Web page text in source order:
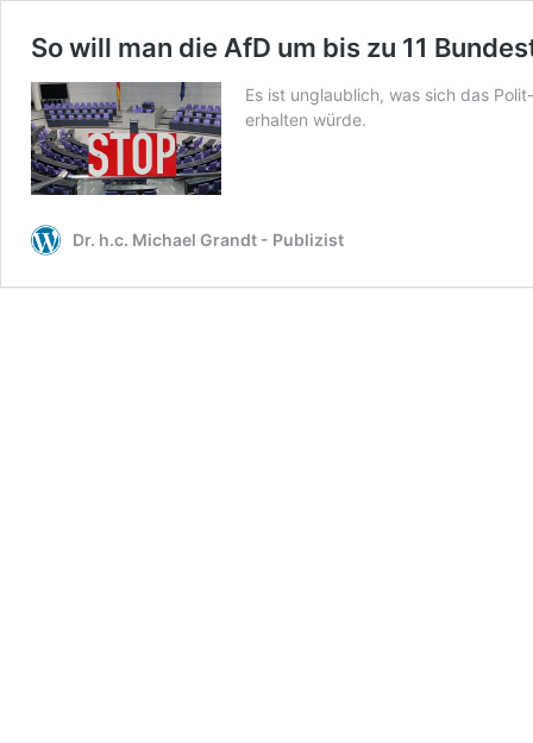
So will man die AfD um bis zu 11
Es ist unglaublich, was sich das
erhalten würde.
Dr. h.c. Michael Grandt - Publizist